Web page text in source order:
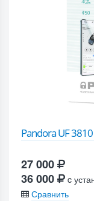
Pandora UF
27 000
36 000
c
Сравнить